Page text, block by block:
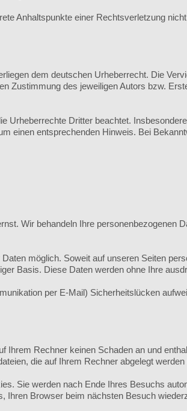
Anhaltspunkte einer Rechtsverletzung
dem deutschen Urheberrecht. Die
Zustimmung des jeweiligen Autors bzw.
Urheberrechte Dritter beachtet.
einen entsprechenden Hinweis. Bei
Wir behandeln Ihre personenbezogenen
möglich. Soweit auf unseren Seiten
Basis. Diese Daten werden ohne Ihre
per E-Mail) Sicherheitslücken
Rechner keinen Schaden an und
die auf Ihrem Rechner abgelegt
Sie werden nach Ende Ihres Besuchs
Ihren Browser beim nächsten Besuch